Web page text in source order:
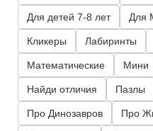
Для детей 7-8 лет Для
Кликеры Лабиринты
Математические Мини
Найди отличия Пазлы
Про Динозавров Про